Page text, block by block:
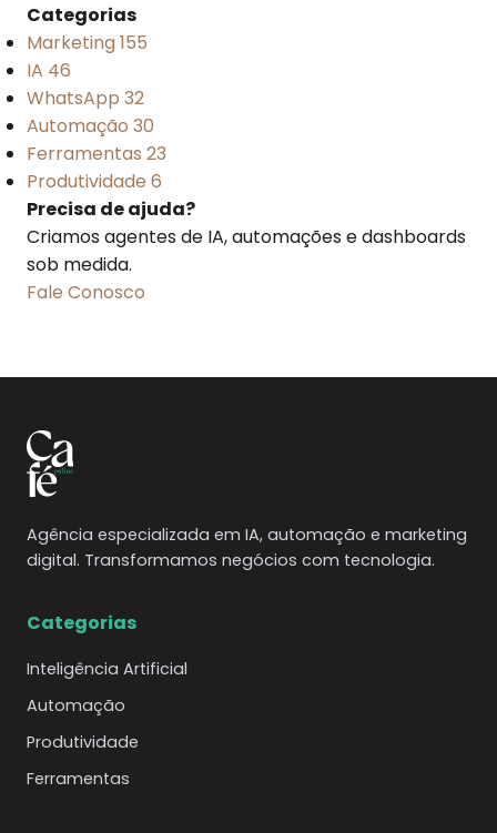
Categorias
Marketing 155
IA 46
WhatsApp 32
Automação 30
Ferramentas 23
Produtividade 6
Precisa de ajuda?
Criamos agentes de IA, automações e dashboards
sob medida.
Fale Conosco
Agência especializada em IA, automação e marketing
digital. Transformamos negócios com tecnologia.
Categorias
Inteligência Artificial
Automação
Produtividade
Ferramentas